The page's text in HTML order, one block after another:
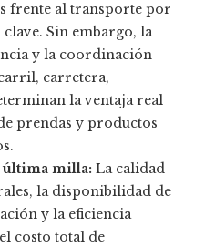
frente al transporte por
Sin embargo, la
y la coordinación
carretera,
la ventaja real
prendas y productos
milla: La calidad
la disponibilidad de
y la eficiencia
costo total de